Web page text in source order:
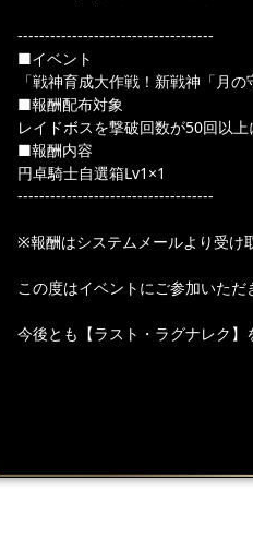
------------------------------------
■イベント
「戦神育成大作戦！新戦神「月
■報酬配布対象
レイドボスを撃破回数が50回以
■報酬内容
円卓騎士自選箱Lv1×1
------------------------------------
※報酬はシステムメールより受け
この度はイベントにご参加いただ
今後とも【ラスト・ラグナレク】